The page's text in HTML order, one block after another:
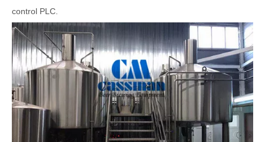
control PLC.